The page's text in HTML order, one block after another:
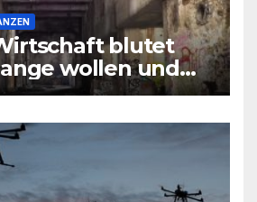
blutet
wollen und
uns den